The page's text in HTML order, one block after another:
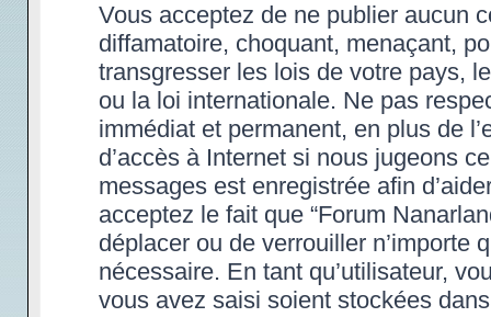
Vous acceptez de ne publier aucun
diffamatoire, choquant, menaçant,
transgresser les lois de votre pays,
ou la loi internationale. Ne pas
immédiat et permanent, en plus de
d’accès à Internet si nous jugeons
messages est enregistrée afin
acceptez le fait que “Forum
déplacer ou de verrouiller n’importe
nécessaire. En tant qu’utilisateur,
vous avez saisi soient stockées